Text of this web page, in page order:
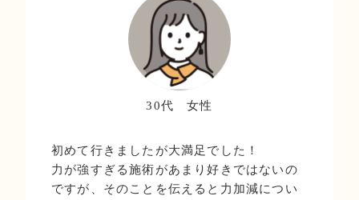
30代 女性
初めて行きましたが大満足でした！
力が強すぎる施術があまり好きではないの
ですが、そのことを伝えると力加減につい